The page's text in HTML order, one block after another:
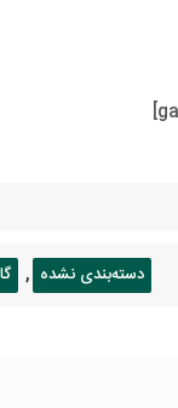
دسته‌بندی نشده ,